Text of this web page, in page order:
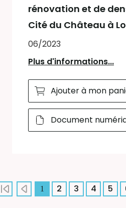
rénovation et de
Cité du Château à
06/2023
Plus d'informations...
Ajouter à mon
Document
1 2 3 4 5